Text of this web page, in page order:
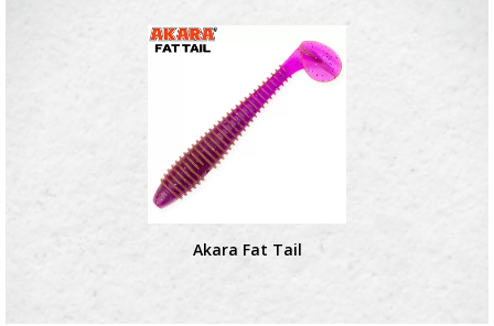
Akara Fat Tail